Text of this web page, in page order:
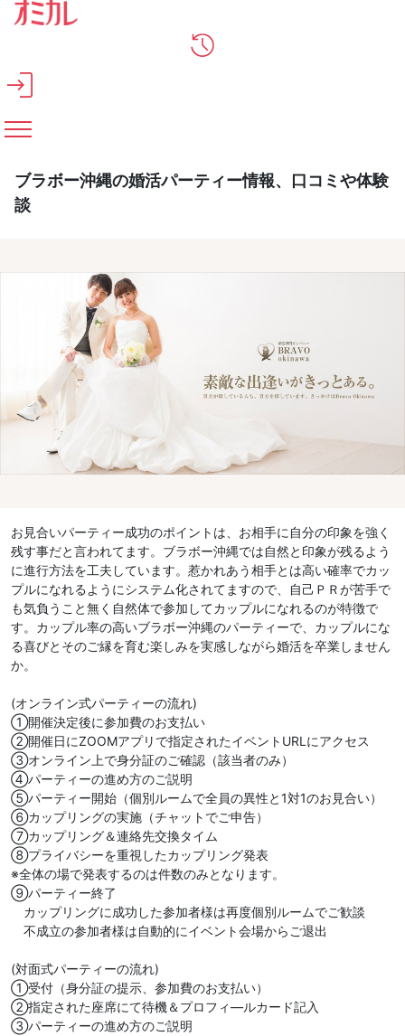
メインコンテンツへスキップ
ブラボー沖縄の婚活パーティー情報、口コミや体験
談
お見合いパーティー成功のポイントは、お相手に自分の印象を強く
残す事だと言われてます。ブラボー沖縄では自然と印象が残るよう
に進行方法を工夫しています。惹かれあう相手とは高い確率でカッ
プルになれるようにシステム化されてますので、自己ＰＲが苦手で
も気負うこと無く自然体で参加してカップルになれるのが特徴で
す。カップル率の高いブラボー沖縄のパーティーで、カップルにな
る喜びとそのご縁を育む楽しみを実感しながら婚活を卒業しません
か。
(オンライン式パーティーの流れ)
①開催決定後に参加費のお支払い
②開催日にZOOMアプリで指定されたイベントURLにアクセス
③オンライン上で身分証のご確認（該当者のみ）
④パーティーの進め方のご説明
⑤パーティー開始（個別ルームで全員の異性と1対1のお見合い）
⑥カップリングの実施（チャットでご申告）
⑦カップリング＆連絡先交換タイム
⑧プライバシーを重視したカップリング発表
※全体の場で発表するのは件数のみとなります。
⑨パーティー終了
カップリングに成功した参加者様は再度個別ルームでご歓談
不成立の参加者様は自動的にイベント会場からご退出
(対面式パーティーの流れ)
①受付（身分証の提示、参加費のお支払い）
②指定された座席にて待機＆プロフィ―ルカード記入
③パーティーの進め方のご説明